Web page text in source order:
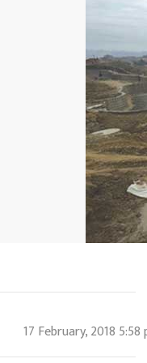
17 February, 2018 5:58